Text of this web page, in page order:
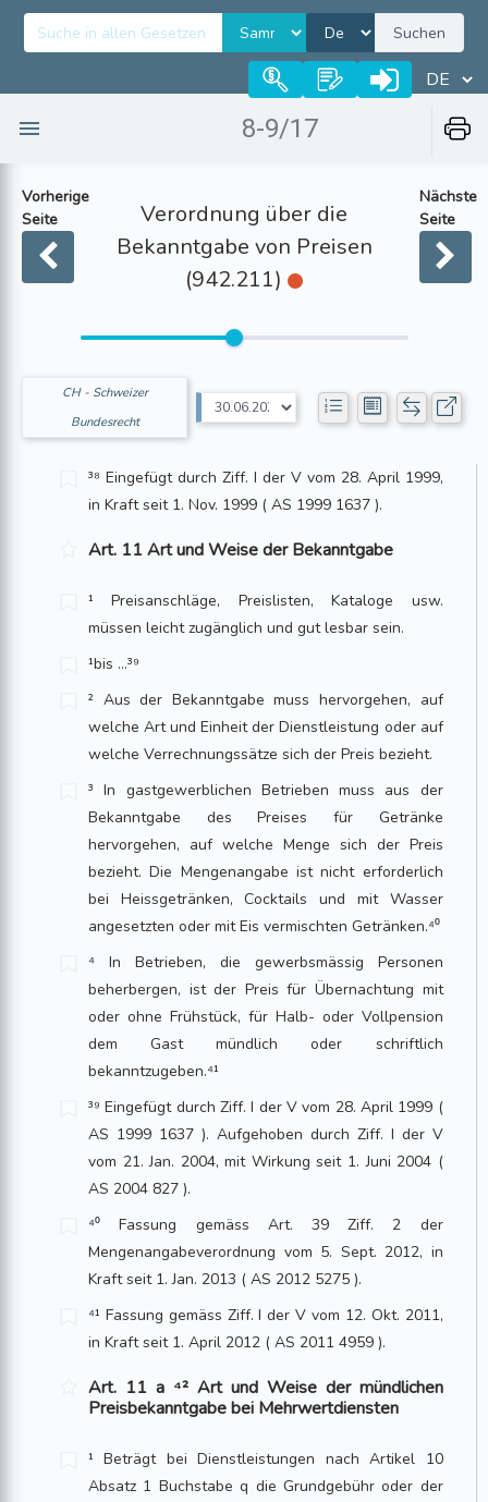
Suchen
8-9/17
Vorherige
Seite
Verordnung über die
Bekanntgabe von Preisen
(942.211)
Nächste
Seite
CH - Schweizer
Bundesrecht
³⁸ Eingefügt durch Ziff. I der V vom 28. April 1999,
in Kraft seit 1. Nov. 1999 ( AS 1999 1637 ).
Art. 11 Art und Weise der Bekanntgabe
¹ Preisanschläge, Preislisten, Kataloge usw.
müssen leicht zugänglich und gut les­bar sein.
¹bis …³⁹
² Aus der Bekanntgabe muss hervorgehen, auf
welche Art und Einheit der Dienst­­leistung oder auf
welche Verrechnungssätze sich der Preis bezieht.
³ In gastgewerblichen Betrieben muss aus der
Bekanntgabe des Preises für Getränke
hervorgehen, auf welche Menge sich der Preis
bezieht. Die Mengenangabe ist nicht erforderlich
bei Heissgetränken, Cocktails und mit Wasser
angesetzten oder mit Eis vermischten Getränken.⁴⁰
⁴ In Betrieben, die gewerbsmässig Personen
beherbergen, ist der Preis für Über­nachtung mit
oder ohne Frühstück, für Halb- oder Vollpension
dem Gast mündlich oder schriftlich
bekanntzugeben.⁴¹
³⁹ Eingefügt durch Ziff. I der V vom 28. April 1999 (
AS 1999 1637 ). Aufgehoben durch Ziff. I der V
vom 21. Jan. 2004, mit Wirkung seit 1. Juni 2004 (
AS 2004 827 ).
⁴⁰ Fassung gemäss Art. 39 Ziff. 2 der
Mengenangabeverordnung vom 5. Sept. 2012, in
Kraft seit 1. Jan. 2013 ( AS 2012 5275 ).
⁴¹ Fassung gemäss Ziff. I der V vom 12. Okt. 2011,
in Kraft seit 1. April 2012 ( AS 2011 4959 ).
Art. 11 a ⁴² Art und Weise der mündlichen
Preisbekanntgabe bei Mehrwertdiensten
¹ Beträgt bei Dienstleistungen nach Artikel 10
Absatz 1 Buchstabe q die Grundgebühr oder der